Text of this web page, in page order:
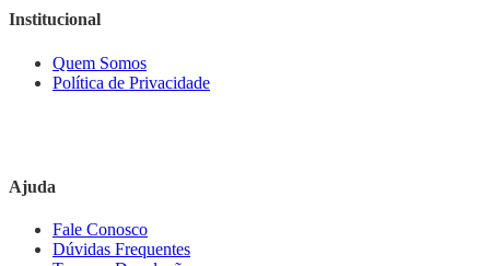
Institucional
Quem Somos
Política de Privacidade
Ajuda
Fale Conosco
Dúvidas Frequentes